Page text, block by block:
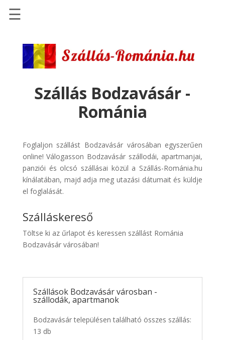
Szállások
Repülőjegy
pénzvisszatérítéssel
Discover
Cars
Transzfer
Kiwi
Taxi
☰
Szállás Bodzavásár -
Románia
Foglaljon szállást Bodzavásár városában egyszerűen
online! Válogasson Bodzavásár szállodái, apartmanjai,
panziói és olcsó szállásai közül a Szállás-Románia.hu
kínálatában, majd adja meg utazási dátumait és küldje
el foglalását.
Szálláskereső
Töltse ki az űrlapot és keressen szállást Románia
Bodzavásár városában!
Szállások Bodzavásár városban -
szállodák, apartmanok
Bodzavásár településen található összes szállás:
13 db